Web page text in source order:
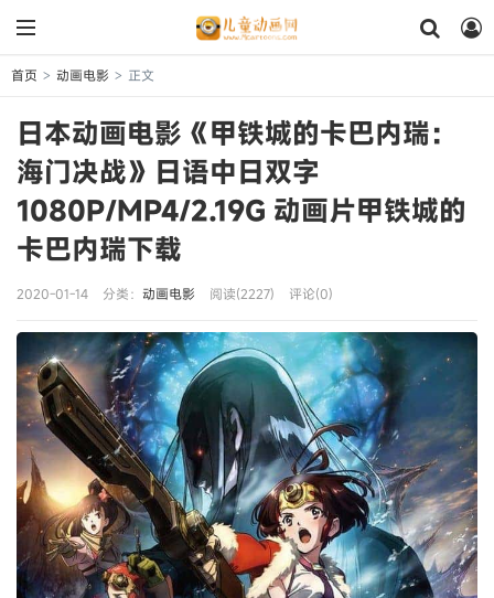
首页 > 动画电影 > 正文
日本动画电影《甲铁城的卡巴内瑞：
海门决战》日语中日双字
1080P/MP4/2.19G 动画片甲铁城的
卡巴内瑞下载
2020-01-14 分类： 动画电影 阅读(2227) 评论(0)